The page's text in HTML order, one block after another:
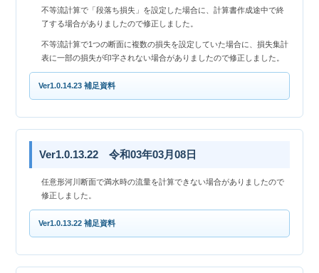
不等流計算で「段落ち損失」を設定した場合に、計算書作成途中で終
了する場合がありましたので修正しました。
不等流計算で1つの断面に複数の損失を設定していた場合に、損失集計
表に一部の損失が印字されない場合がありましたので修正しました。
Ver1.0.14.23 補足資料
Ver1.0.13.22 令和03年03月08日
任意形河川断面で満水時の流量を計算できない場合がありましたので
修正しました。
Ver1.0.13.22 補足資料